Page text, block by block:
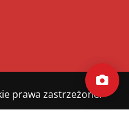
prawa zastrzeżone.
xnc.pl